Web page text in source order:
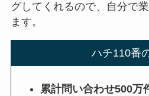
グしてくれるので、自分で
ます。
ハチ110番
累計問い合わせ500万